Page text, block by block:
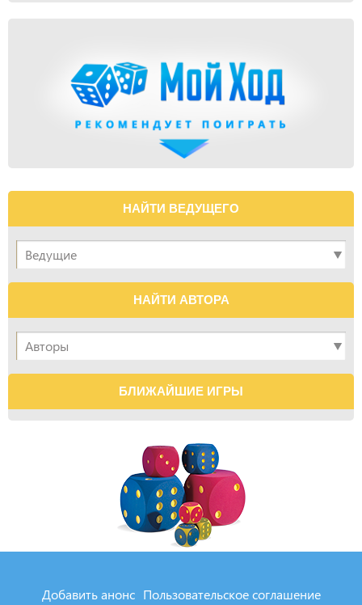
НАЙТИ ВЕДУЩЕГО
НАЙТИ АВТОРА
БЛИЖАЙШИЕ ИГРЫ
Добавить анонс Пользовательское соглашение